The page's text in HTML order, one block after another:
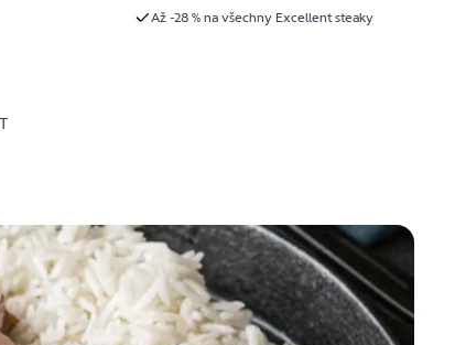
Až -28 % na všechny Excellent steaky